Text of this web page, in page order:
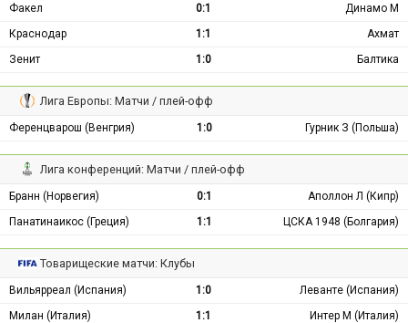
Факел
0:1
Динамо М
Краснодар
1:1
Ахмат
Зенит
1:0 Балтика
Лига Европы: Матчи / плей-офф
Ференцварош (Венгрия) 1:0 Гурник З (Польша)
Лига конференций: Матчи / плей-офф
Бранн (Норвегия) 0:1
Аполлон Л (Кипр)
Панатинаикос (Греция)
1:1 ЦСКА 1948 (Болгария)
Товарищеские матчи: Клубы
Вильярреал (Испания) 1:0
Леванте (Испания)
Милан (Италия)
1:1
Интер М (Италия)